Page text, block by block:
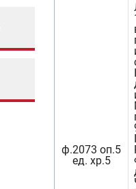
ф.2073 оп.5
ед. хр.5